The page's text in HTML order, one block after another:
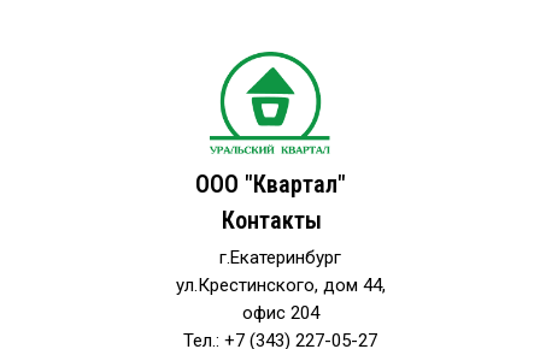
ООО "Квартал"
Контакты
г.Екатеринбург
ул.Крестинского, дом 44,
офис 204
Тел.: +7 (343) 227-05-27